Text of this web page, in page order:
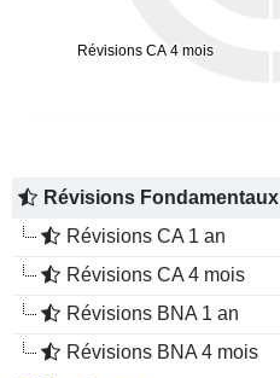
Révisions Fondamentaux
Révisions CA 1 an
Révisions CA 4 mois
Révisions BNA 1 an
Révisions BNA 4 mois